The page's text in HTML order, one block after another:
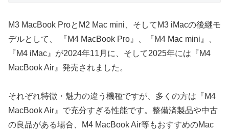
M3 MacBook ProとM2 Mac mini、そしてM3 iMacの後継モ
デルとして、 『M4 MacBook Pro』、『M4 Mac mini』、
『M4 iMac』が2024年11月に、そして2025年には『M4
MacBook Air』発売されました。
それぞれ特徴・魅力の違う機種ですが、多くの方は『M4
MacBook Air』で充分すぎる性能です。整備済製品や中古
の良品がある場合、M4 MacBook Air等もおすすめのMac